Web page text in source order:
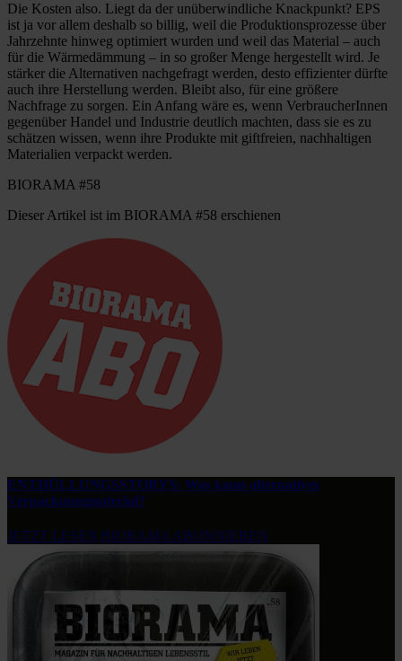
Die Kosten also. Liegt da der unüberwindliche Knackpunkt? EPS
ist ja vor allem deshalb so billig, weil die Produktionsprozesse über
Jahrzehnte hinweg optimiert wurden und weil das Material – auch
für die Wärmedämmung – in so großer Menge hergestellt wird. Je
stärker die Alternativen nachgefragt werden, desto effizienter dürfte
auch ihre Herstellung werden. Bleibt also, für eine größere
Nachfrage zu sorgen. Ein Anfang wäre es, wenn VerbraucherInnen
gegenüber Handel und Industrie deutlich machten, dass sie es zu
schätzen wissen, wenn ihre Produkte mit giftfreien, nachhaltigen
Materialien verpackt werden.
BIORAMA #58
Dieser Artikel ist im BIORAMA #58 erschienen
ENTHÜLLUNGSSTORYS: Was kann alternatives
Verpackunsgmaterial?
JETZT LESEN BIORAMA ABONNIEREN